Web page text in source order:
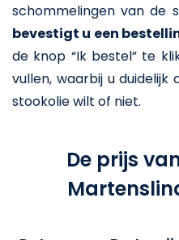
schommelingen van de
bevestigt u een
de knop “Ik bestel” te
vullen, waarbij u
stookolie wilt of niet.
De prijs